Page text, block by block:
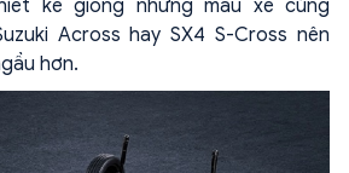
kế giống những mẫu xe cùng
Across hay SX4 S-Cross nên
hơn.